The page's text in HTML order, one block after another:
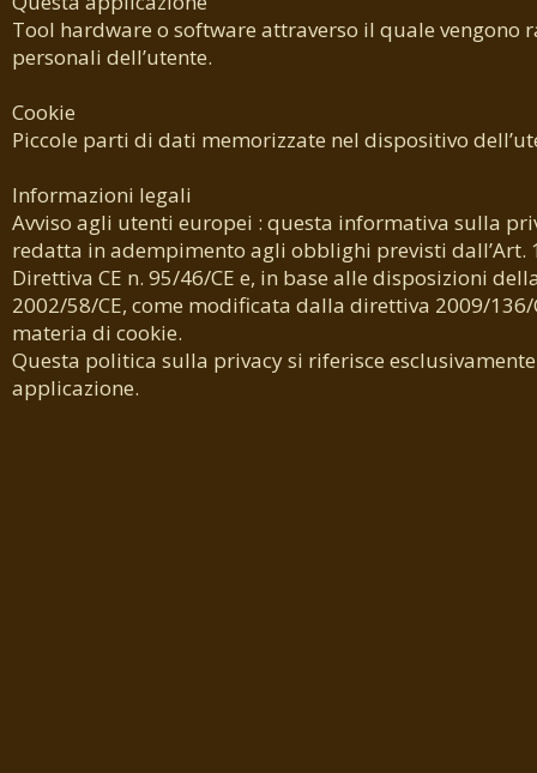
Tool hardware o software attraverso il quale vengono
personali dell’utente.
Cookie
Piccole parti di dati memorizzate nel dispositivo
Informazioni legali
Avviso agli utenti europei : questa informativa sulla
redatta in adempimento agli obblighi previsti dall’Art.
Direttiva CE n. 95/46/CE e, in base alle disposizioni
2002/58/CE, come modificata dalla direttiva 2009/136/
materia di cookie.
Questa politica sulla privacy si riferisce
applicazione.